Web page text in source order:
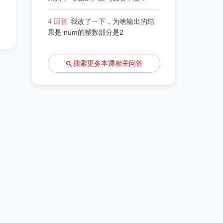
4 回答 我改了一下，为啥输出的结
果是 num的整数部分是2
搜索更多本课相关问答